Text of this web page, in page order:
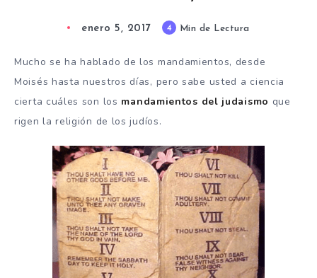
enero 5, 2017 4 Min de Lectura
Mucho se ha hablado de los mandamientos, desde
Moisés hasta nuestros días, pero sabe usted a ciencia
cierta cuáles son los mandamientos del judaismo que
rigen la religión de los judíos.